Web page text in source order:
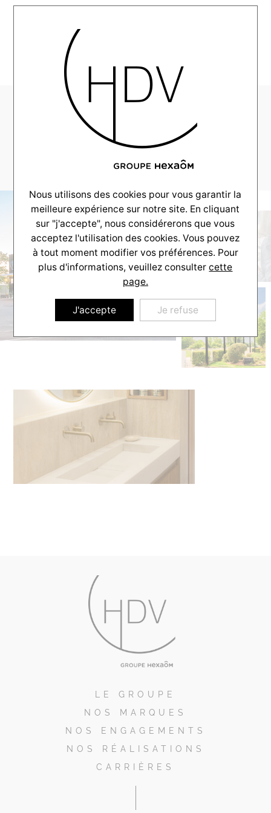
HDV-Couleur-Villas-
Realisation-
Arcachon–_0045_45
LE GROUPE
NOS MARQUES
NOS ENGAGEMENTS
NOS RÉALISATIONS
CARRIÈRES
Nous utilisons des cookies pour vous garantir la
meilleure expérience sur notre site. En cliquant
sur "j'accepte", nous considérerons que vous
acceptez l'utilisation des cookies. Vous pouvez
à tout moment modifier vos préférences. Pour
plus d'informations, veuillez consultercette
page.
J'accepte Je refuse